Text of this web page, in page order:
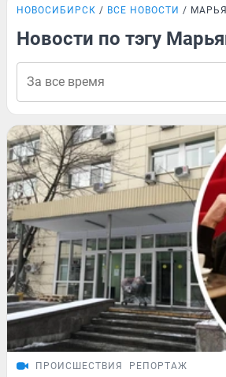
НОВОСИБИРСК ВСЕ НОВОСТИ
Новости по тэгу
ПРОИСШЕСТВИЯ РЕПОРТАЖ